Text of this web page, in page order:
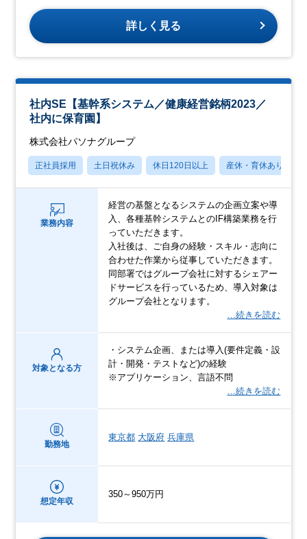
詳しく見る
社内SE【基幹系システム／健康経営銘柄2023／
社内に保育園】
株式会社パソナグループ
正社員採用 土日祝休み 休日120日以上 産休・育休あり
業務内容
経営の基盤となるシステムの企画立案や導
入、各種基幹システムとのIF構築業務を行
っていただきます。
入社後は、ご自身の経験・スキル・志向に
合わせた作業から従事していただきます。
同部署ではグループ会社に対するシェアー
ドサービスを行っているため、導入対象は
グループ会社となります。
…続きを読む
対象となる方
・システム企画、または導入(要件定義・設
計・開発・テストなど)の経験
※アプリケーション、言語不問
…続きを読む
勤務地
東京都 大阪府 兵庫県
想定年収
350～950万円